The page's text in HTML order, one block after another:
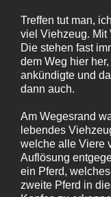
Treffen tut man,
viel Viehzeug. Mit
Die stehen fast
dem Weg hier
ankündigte und
dann auch.
Am Wegesrand
lebendes
welche alle Viere
Auflösung
ein Pferd,
zweite Pferd in